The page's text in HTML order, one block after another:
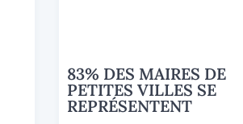
83% DES MAIRES DE
PETITES VILLES SE
REPRÉSENTENT